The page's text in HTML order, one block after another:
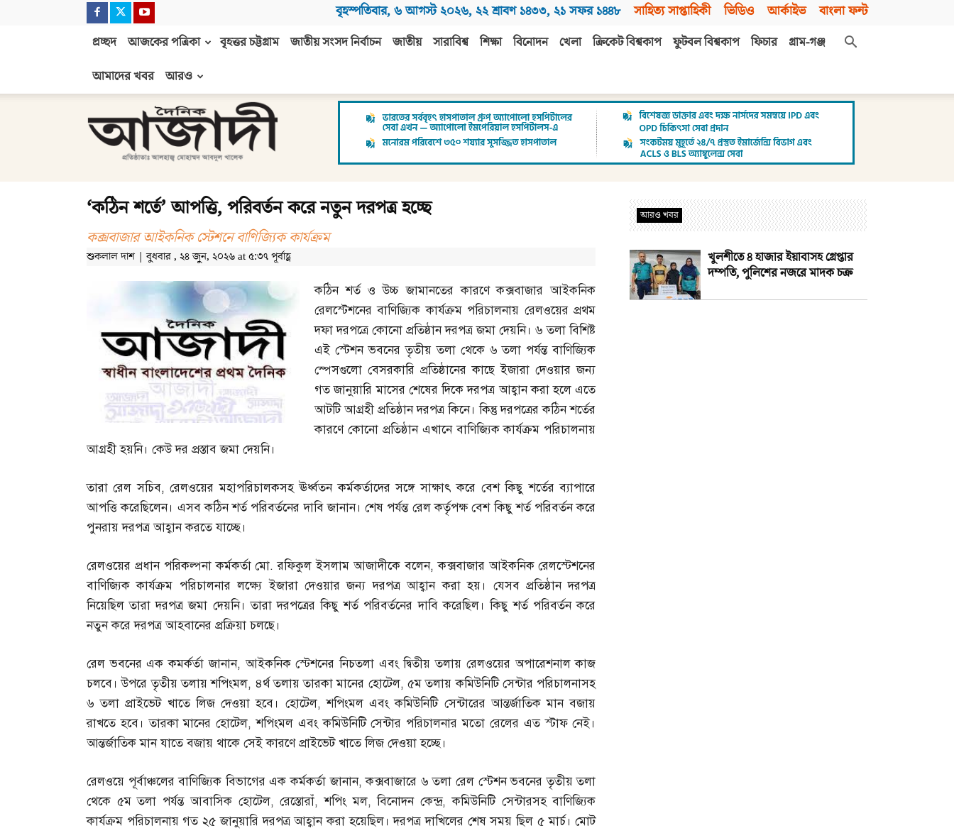
বৃহস্পতিবার, ৬ আগস্ট ২০২৬, ২২ শ্রাবণ ১৪৩৩, ২১ সফর ১৪৪৮ সাহিত্য সাপ্তাহিকী ভিডিও আর্কাইভ বাংলা ফন্ট
প্রচ্ছদ আজকের পত্রিকা বৃহত্তর চট্টগ্রাম জাতীয় সংসদ নির্বাচন জাতীয় সারাবিশ্ব শিক্ষা বিনোদন খেলা ক্রিকেট বিশ্বকাপ ফুটবল বিশ্বকাপ ফিচার
গ্রাম-গঞ্জ
আমাদের খবর
আরও
আজাদী
‘কঠিন শর্তে’ আপত্তি, পরিবর্তন করে নতুন দরপত্র হচ্ছে
কক্সবাজার আইকনিক স্টেশনে বাণিজ্যিক কার্যক্রম
শুকলাল দাশ | বুধবার , ২৪ জুন, ২০২৬ at ৫:৩৭ পূর্বাহ্ণ
কঠিন শর্ত ও উচ্চ জামানতের কারণে কক্সবাজার আইকনিক
রেলস্টেশনের বাণিজ্যিক কার্যক্রম পরিচালনায় রেলওয়ের প্রথম
দফা দরপত্রে কোনো প্রতিষ্ঠান দরপত্র জমা দেয়নি। ৬ তলা বিশিষ্ট
এই স্টেশন ভবনের তৃতীয় তলা থেকে ৬ তলা পর্যন্ত বাণিজ্যিক
স্পেসগুলো বেসরকারি প্রতিষ্ঠানের কাছে ইজারা দেওয়ার জন্য
গত জানুয়ারি মাসের শেষের দিকে দরপত্র আহ্বান করা হলে এতে
আটটি আগ্রহী প্রতিষ্ঠান দরপত্র কিনে। কিন্তু দরপত্রের কঠিন শর্তের
কারণে কোনো প্রতিষ্ঠান এখানে বাণিজ্যিক কার্যক্রম পরিচালনায়
আগ্রহী হয়নি। কেউ দর প্রস্তাব জমা দেয়নি।
তারা রেল সচিব,রেলওয়ের মহাপরিচালকসহ ঊর্ধ্বতন কর্মকর্তাদের সঙ্গে সাক্ষাৎ করে বেশ কিছু শর্তের ব্যাপারে
আপত্তি করেছিলেন। এসব কঠিন শর্ত পরিবর্তনের দাবি জানান। শেষ পর্যন্ত রেল কর্তৃপক্ষ বেশ কিছু শর্ত পরিবর্তন করে
পুনরায় দরপত্র আহ্বান করতে যাচ্ছে।
রেলওয়ের প্রধান পরিকল্পনা কর্মকর্তা মো.রফিকুল ইসলাম আজাদীকে বলেন,কক্সবাজার আইকনিক রেলস্টেশনের
বাণিজ্যিক কার্যক্রম পরিচালনার লক্ষ্যে ইজারা দেওয়ার জন্য দরপত্র আহ্বান করা হয়। যেসব প্রতিষ্ঠান দরপত্র
নিয়েছিল তারা দরপত্র জমা দেয়নি। তারা দরপত্রের কিছু শর্ত পরিবর্তনের দাবি করেছিল। কিছু শর্ত পরিবর্তন করে
নতুন করে দরপত্র আহবানের প্রক্রিয়া চলছে।
রেল ভবনের এক কমর্কর্তা জানান,আইকনিক স্টেশনের নিচতলা এবং দ্বিতীয় তলায় রেলওয়ের অপারেশনাল কাজ
চলবে। উপরে তৃতীয় তলায় শপিংমল, ৪র্থ তলায় তারকা মানের হোটেল,৫ম তলায় কমিউনিটি সেন্টার পরিচালনাসহ
৬ তলা প্রাইভেট খাতে লিজ দেওয়া হবে। হোটেল,শপিংমল এবং কমিউনিটি সেন্টারের আন্তর্জাতিক মান বজায়
রাখতে হবে। তারকা মানের হোটেল,শপিংমল এবং কমিউনিটি সেন্টার পরিচালনার মতো রেলের এত স্টাফ নেই।
আন্তর্জাতিক মান যাতে বজায় থাকে সেই কারণে প্রাইভেট খাতে লিজ দেওয়া হচ্ছে।
রেলওয়ে পূর্বাঞ্চলের বাণিজ্যিক বিভাগের এক কর্মকর্তা জানান,কক্সবাজারে ৬ তলা রেল স্টেশন ভবনের তৃতীয় তলা
থেকে ৫ম তলা পর্যন্ত আবাসিক হোটেল,রেস্তোরাঁ,শপিং মল,বিনোদন কেন্দ্র,কমিউনিটি সেন্টারসহ বাণিজ্যিক
কার্যক্রম পরিচালনায় গত ২৫ জানুয়ারি দরপত্র আহ্বান করা হয়েছিল। দরপত্র দাখিলের শেষ সময় ছিল ৫ মার্চ। মোট
আরও খবর
খুলশীতে ৪ হাজার ইয়াবাসহ গ্রেপ্তার
দম্পতি, পুলিশের নজরে মাদক চক্র